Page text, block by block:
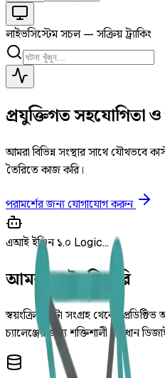
লাইভসিস্টেম সচল — সক্রিয় ট্র্যাকিং
প্রযুক্তিগত সহযোগিতা
আমরা বিভিন্ন সংস্থার সাথে যৌথভবে
তৈরিতে কাজ করি।
পরামর্শের জন্য যোগাযোগ করুন
এআই ইঞ্জিন ১.০ Logic...
আমরা যা তৈরি করি
স্বয়ংক্রিয় ডাটা সংগ্রহ থেকে
চ্যালেঞ্জের জন্য শক্তিশালী সমাধান